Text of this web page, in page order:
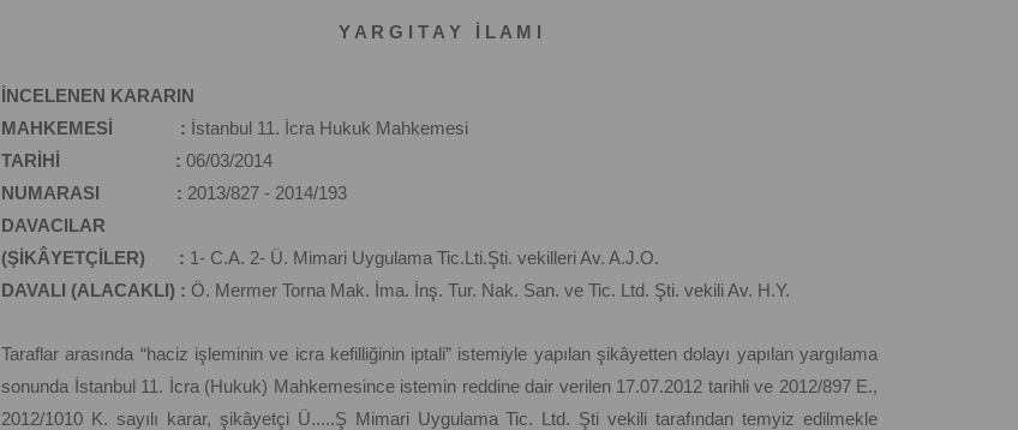
Y A R G I T A Y İ L A M I
İNCELENEN KARARIN
MAHKEMESİ : İstanbul 11. İcra Hukuk Mahkemesi
TARİHİ : 06/03/2014
NUMARASI : 2013/827 - 2014/193
DAVACILAR
(ŞİKÂYETÇİLER) : 1- C.A. 2- Ü. Mimari Uygulama Tic.Lti.Şti. vekilleri Av. A.J.O.
DAVALI (ALACAKLI) : Ö. Mermer Torna Mak. İma. İnş. Tur. Nak. San. ve Tic. Ltd. Şti. vekili Av. H.Y.
Taraflar arasında “haciz işleminin ve icra kefilliğinin iptali” istemiyle yapılan şikâyetten dolayı yapılan yargılama
sonunda İstanbul 11. İcra (Hukuk) Mahkemesince istemin reddine dair verilen 17.07.2012 tarihli ve 2012/897 E.,
2012/1010 K. sayılı karar, şikâyetçi Ü.....Ş Mimari Uygulama Tic. Ltd. Şti vekili tarafından temyiz edilmekle